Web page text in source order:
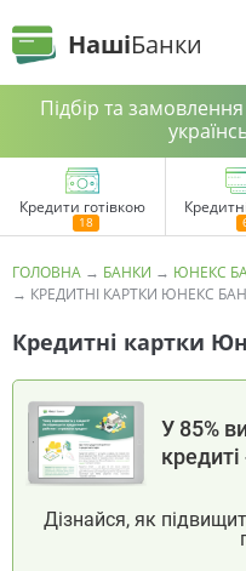
НашіБанки
Підбір та
Кредити готівкою
ГОЛОВНА → БАНКИ → ЮНЕКС
→ КРЕДИТНІ КАРТКИ ЮНЕКС
Кредитні картки
У 85%
Дізнайся, як